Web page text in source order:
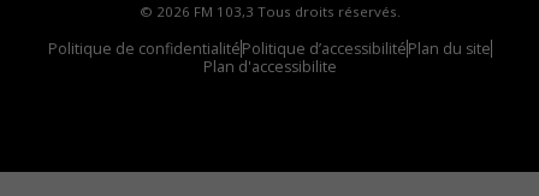
© 2026 FM 103,3 Tous droits réservés.
Politique de confidentialitéPolitique d’accessibilitéPlan du site
Plan d'accessibilite